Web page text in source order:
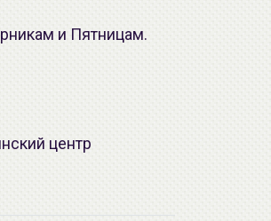
и Пятницам.
центр